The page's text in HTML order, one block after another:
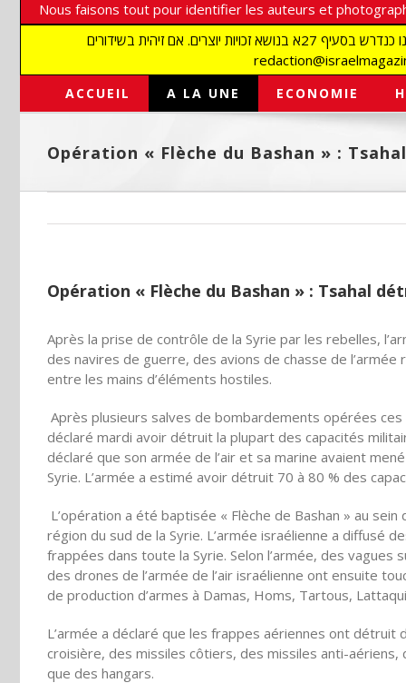
Nous faisons tout pour identifier les auteurs et
אנו עושים הכל כדי לזהות סופרים וצלמים על מנת לכבד את זכויותיהם. אנו מכבדים זכויות יוצרים ושואפים לאתר את בעלי הזכויות בתמונות המגיעות אלינו כנדרש בסעיף 27א בנושא זכויות יוצרים. אם זיהית בשידורים
ACCUEIL A LA UNE ECONOMIE
Opération « Flèche du Bashan » :
Opération « Flèche du Bashan » : Tsahal
Après la prise de contrôle de la Syrie par les rebelles,
des navires de guerre, des avions de chasse de l’armée
entre les mains d’éléments hostiles.
Après plusieurs salves de bombardements opérées
déclaré mardi avoir détruit la plupart des capacités
déclaré que son armée de l’air et sa marine avaient
Syrie. L’armée a estimé avoir détruit 70 à 80 % des
L’opération a été baptisée « Flèche de Bashan » au
région du sud de la Syrie. L’armée israélienne a diffusé
frappées dans toute la Syrie. Selon l’armée, des
des drones de l’armée de l’air israélienne ont ensuite
de production d’armes à Damas, Homs, Tartous,
L’armée a déclaré que les frappes aériennes ont
croisière, des missiles côtiers, des missiles anti-
que des hangars.